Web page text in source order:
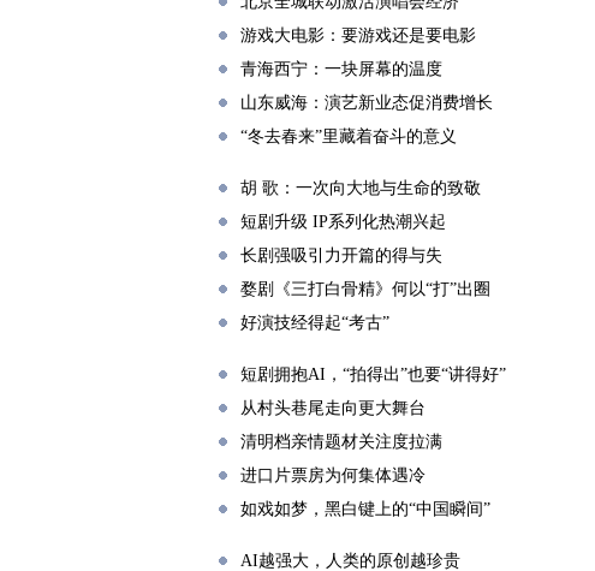
游戏大电影：要游戏还是要电影
青海西宁：一块屏幕的温度
山东威海：演艺新业态促消费增长
“冬去春来”里藏着奋斗的意义
胡 歌：一次向大地与生命的致敬
短剧升级 IP系列化热潮兴起
长剧强吸引力开篇的得与失
婺剧《三打白骨精》何以“打”出圈
好演技经得起“考古”
短剧拥抱AI，“拍得出”也要“讲得好”
从村头巷尾走向更大舞台
清明档亲情题材关注度拉满
进口片票房为何集体遇冷
如戏如梦，黑白键上的“中国瞬间”
AI越强大，人类的原创越珍贵